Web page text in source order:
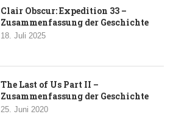
Clair Obscur: Expedition 33 –
Zusammenfassung der Geschichte
18. Juli 2025
The Last of Us Part II –
Zusammenfassung der Geschichte
25. Juni 2020